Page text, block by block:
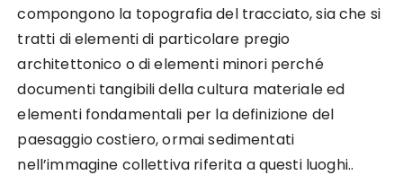
compongono la topografia del tracciato, sia che si
tratti di elementi di particolare pregio
architettonico o di elementi minori perché
documenti tangibili della cultura materiale ed
elementi fondamentali per la definizione del
paesaggio costiero, ormai sedimentati
nell’immagine collettiva riferita a questi luoghi..